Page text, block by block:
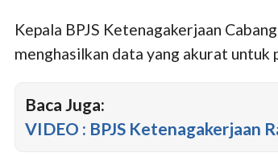
Kepala BPJS Ketenagakerjaan
menghasilkan data yang akurat untuk
Baca Juga:
VIDEO : BPJS Ketenagakerjaan